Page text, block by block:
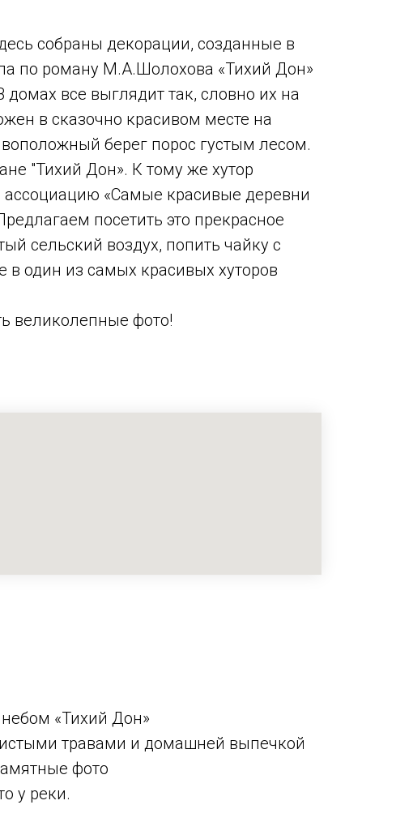
собраны декорации, созданные в
по роману М.А.Шолохова «Тихий Дон»
все выглядит так, словно их на
в сказочно красивом месте на
берег порос густым лесом.
"Тихий Дон». К тому же хутор
«Самые красивые деревни
посетить это прекрасное
сельский воздух, попить чайку с
в один из самых красивых хуторов
великолепные фото!
«Тихий Дон»
травами и домашней выпечкой
фото
у реки.